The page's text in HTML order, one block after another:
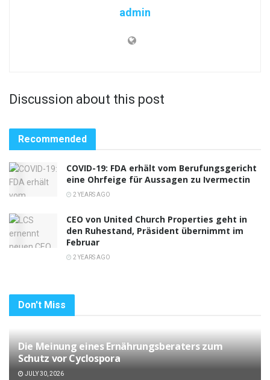
admin
Discussion about this post
Recommended
COVID-19: FDA erhält vom Berufungsgericht
eine Ohrfeige für Aussagen zu Ivermectin
2 YEARS AGO
CEO von United Church Properties geht in
den Ruhestand, Präsident übernimmt im
Februar
2 YEARS AGO
Don't Miss
Die Meinung eines Ernährungsberaters zum
Schutz vor Cyclospora
JULY 30, 2026